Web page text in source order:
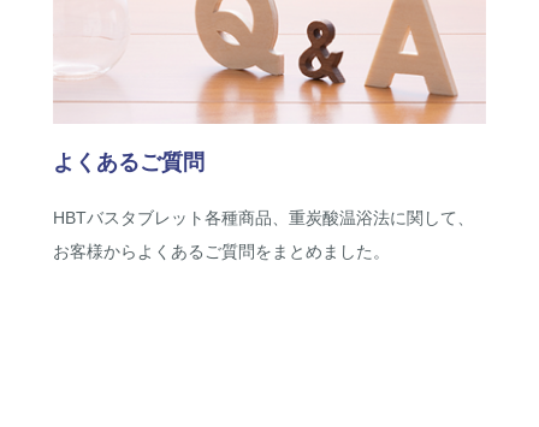
よくあるご質問
HBTバスタブレット各種商品、重炭酸温浴法に関して、
お客様からよくあるご質問をまとめました。